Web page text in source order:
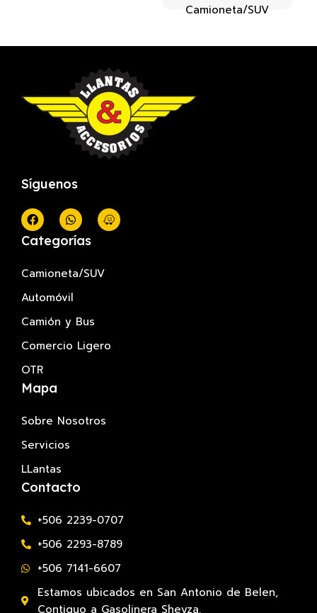
Camioneta/SUV
Síguenos
Categorías
Camioneta/SUV
Automóvil
Camión y Bus
Comercio Ligero
OTR
Mapa
Sobre Nosotros
Servicios
LLantas
Contacto
+506 2239-0707
+506 2293-8789
+506 7141-6607
Estamos ubicados en San Antonio de Belen,
Contiguo a Gasolinera Sheyza.